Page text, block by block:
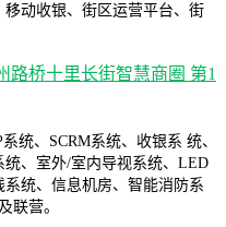
动收银、街区运营平台、街
统、SCRM系统、收银系 统、
、室外/室内导视系统、LED
统、信息机房、智能消防系
联营。